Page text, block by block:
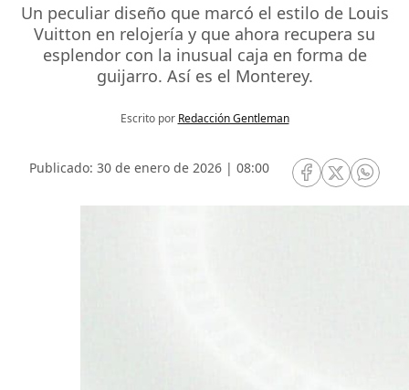
Un peculiar diseño que marcó el estilo de Louis
Vuitton en relojería y que ahora recupera su
esplendor con la inusual caja en forma de
guijarro. Así es el Monterey.
Escrito por Redacción Gentleman
Publicado: 30 de enero de 2026 | 08:00
RRSS Facebook
RRSSRRSS